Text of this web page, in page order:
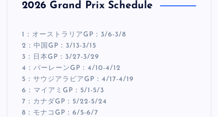
2026 Grand Prix Schedule
1：オーストラリアGP：3/6-3/8
2：中国GP：3/13-3/15
3：日本GP：3/27-3/29
4：バーレーンGP：4/10-4/12
5：サウジアラビアGP：4/17-4/19
6：マイアミGP：5/1-5/3
7：カナダGP：5/22-5/24
8：モナコGP：6/5-6/7